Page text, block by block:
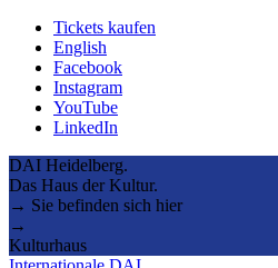
Tickets kaufen
English
Facebook
Instagram
YouTube
LinkedIn
DAI Heidelberg.
Das Haus der Kultur.
→ Sie befinden sich hier
→
Kulturhaus